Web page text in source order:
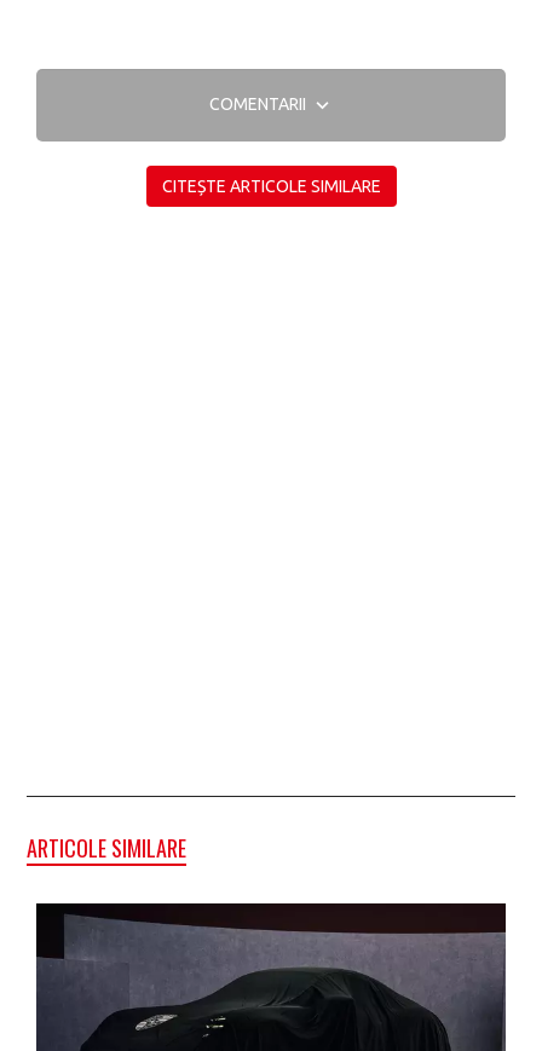
COMENTARII
CITEȘTE ARTICOLE SIMILARE
ARTICOLE SIMILARE